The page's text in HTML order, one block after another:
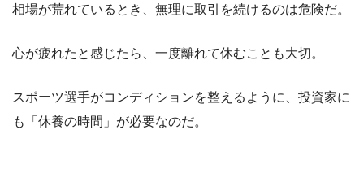
相場が荒れているとき、無理に取引を続けるのは危険だ。
心が疲れたと感じたら、一度離れて休むことも大切。
スポーツ選手がコンディションを整えるように、投資家に
も「休養の時間」が必要なのだ。